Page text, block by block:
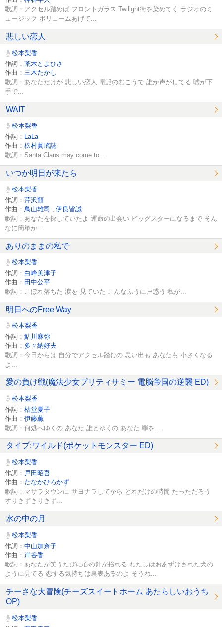
歌詞：アクセル踏めば フロントガラス Twilight街を染めてく ラジオのミ
ュージック ボリュームあげて...
悲しい恋人
松本梨香
作詞： 荒木とよひさ
作曲： 三木たかし
歌詞：あなただけが 悲しい恋人 電話のむこうで 誰か声がしてる 嘘が下
手で...
WAIT
松本梨香
作詞：
LaLa
作曲： 杦村眞瑤誌
歌詞：Santa Claus may come to...
いつか明日が来たら
松本梨香
作詞： 芹沢類
作曲： 鳥山雄司 伊良皆誠
歌詞：あなたを探していたよ 運命の出会い ビッグスターになるまで そん
なに簡単か...
ありのままの私で
松本梨香
作詞： 白峰美津子
作曲： 田中公平
歌詞：こぼれ落ちた 涙を 見ていた こんなふうに戸惑う 私が...
明日へのFree Way
松本梨香
作詞： 鮎川麻弥
作曲： 多々納好夫
歌詞：今日からは 自分でアクセル踏むの 思い出も あなたも 小さくなる
よ...
愛の負け戦(魔法少女プリティサミー 電脳帝国の逆襲 ED)
松本梨香
作詞： 枯堂夏子
作曲： 伊藤薫
歌詞：何処へゆくの あなた 誰とゆくの あなた 罪を...
タイプ:ワイルド(ポケットモンスター ED)
松本梨香
作詞： 戸田昭吾
作曲： たなかひろかず
歌詞：マサラタウンに サヨナラしてから どれだけの時間 たっただろう
すりきずきりきず...
水の中の月
松本梨香
作詞： 中山加奈子
作曲： 岸谷香
歌詞：あなたが笑うたびに心の針が揺れる わたしはおあずけされた犬の
ように見てる 恋する気持ちは裏表あるのよ そうね...
チーさな大冒険(チーズスイートホーム あたらしいおうち
OP)
松本梨香